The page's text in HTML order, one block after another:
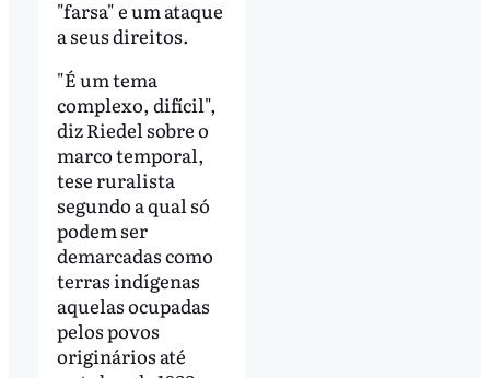
"farsa" e um ataque
a seus direitos.
"É um tema
complexo, difícil",
diz Riedel sobre o
marco temporal,
tese ruralista
segundo a qual só
podem ser
demarcadas como
terras indígenas
aquelas ocupadas
pelos povos
originários até